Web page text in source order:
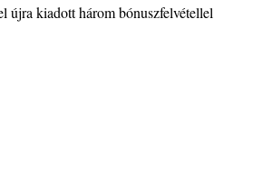
újra kiadott három bónuszfelvétellel